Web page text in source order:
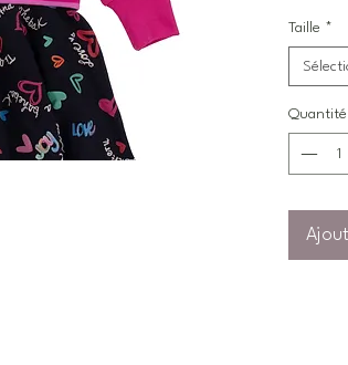
Taille *
Quantité